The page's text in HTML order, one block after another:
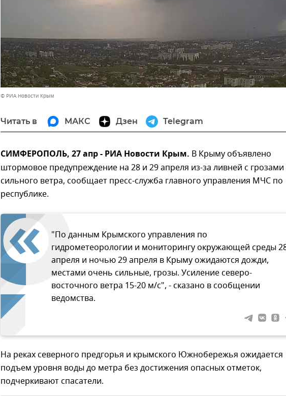
© РИА Новости Крым
Читать в МАКС Дзен Telegram
СИМФЕРОПОЛЬ, 27 апр - РИА Новости Крым. В Крыму объявлено
штормовое предупреждение на 28 и 29 апреля из-за ливней с
сильного ветра, сообщает пресс-служба главного управления МЧС по
республике.
"По данным Крымского управления по
гидрометеорологии и мониторингу окружающей среды
апреля и ночью 29 апреля в Крыму ожидаются дожди,
местами очень сильные, грозы. Усиление северо-
восточного ветра 15-20 м/с", - сказано в сообщении
ведомства.
На реках северного предгорья и крымского Южнобережья ожидается
подъем уровня воды до метра без достижения опасных отметок,
подчеркивают спасатели.